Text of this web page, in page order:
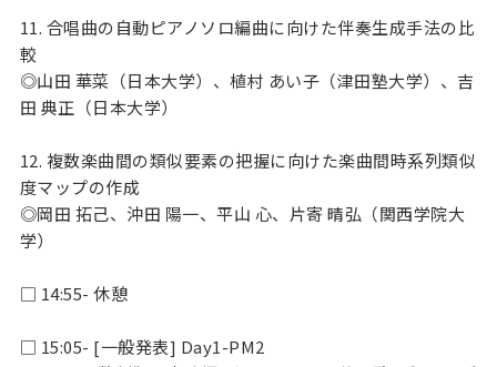
11. 合唱曲の自動ピアノソロ編曲に向けた伴奏生成手法の比
較
◎山田 華菜（日本大学）、植村 あい子（津田塾大学）、吉
田 典正（日本大学）
12. 複数楽曲間の類似要素の把握に向けた楽曲間時系列類似
度マップの作成
◎岡田 拓己、沖田 陽一、平山 心、片寄 晴弘（関西学院大
学）
□ 14:55- 休憩
□ 15:05- [一般発表] Day1-PM2